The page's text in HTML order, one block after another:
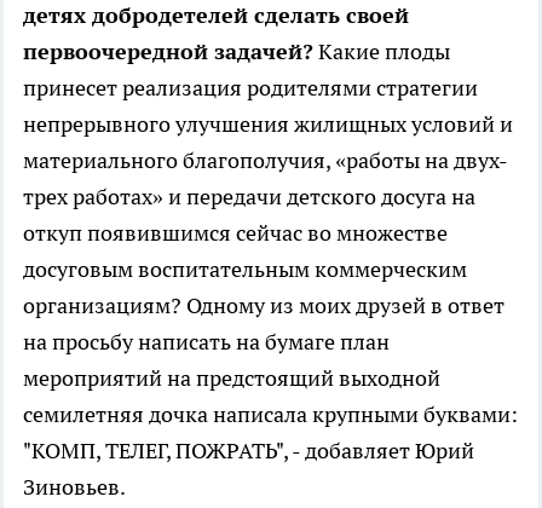
детях добродетелей сделать своей
первоочередной задачей?Какие плоды
принесет реализация родителями стратегии
непрерывного улучшения жилищных условий и
материального благополучия, «работы на двух-
трех работах» и передачи детского досуга на
откуп появившимся сейчас во множестве
досуговым воспитательным коммерческим
организациям? Одному из моих друзей в ответ
на просьбу написать на бумаге план
мероприятий на предстоящий выходной
семилетняя дочка написала крупными буквами:
"КОМП, ТЕЛЕГ, ПОЖРАТЬ", - добавляет Юрий
Зиновьев.